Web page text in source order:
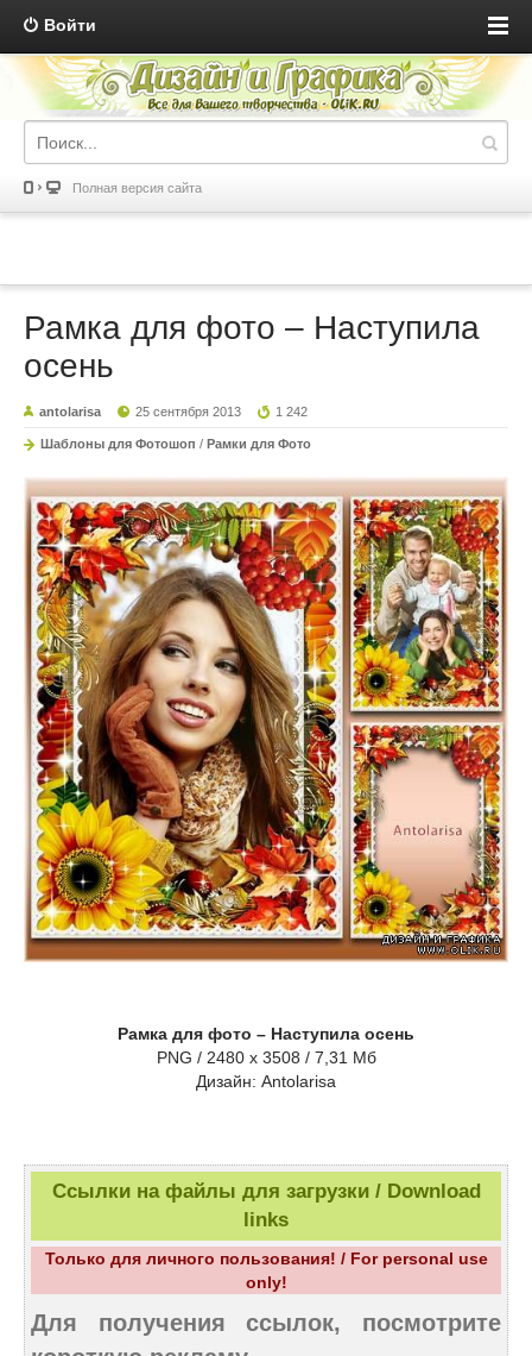
Войти
Полная версия сайта
Рамка для фото – Наступила
осень
antolarisa 25 сентября 2013 1 242
Шаблоны для Фотошоп / Рамки для Фото
Рамка для фото – Наступила осень
PNG / 2480 x 3508 / 7,31 Мб
Дизайн: Antolarisa
Ссылки на файлы для загрузки / Download
links
Только для личного пользования! / For personal use
only!
Для получения ссылок, посмотрите